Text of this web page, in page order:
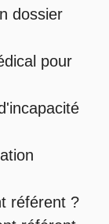
dossier
pour
référent ?